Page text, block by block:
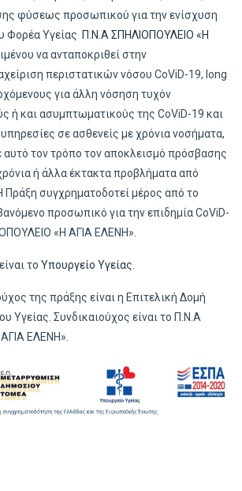
φύσεως προσωπικού για την ενίσχυση
Φορέα Υγείας Π.Ν.Α ΣΠΗΛΙΟΠΟΥΛΕΙΟ «Η
να ανταποκριθεί στην
περιστατικών νόσου CoViD-19, long
για άλλη νόσηση τυχόν
ή και ασυμπτωματικούς της CoViD-19 και
σε ασθενείς με χρόνια νοσήματα,
τον τρόπο τον αποκλεισμό πρόσβασης
ή άλλα έκτακτα προβλήματα από
Πράξη συγχρηματοδοτεί μέρος από το
προσωπικό για την επιδημία CoViD-
«Η ΑΓΙΑ ΕΛΕΝΗ».
το Υπουργείο Υγείας
της πράξης είναι η Επιτελική Δομή
Υγείας. Συνδικαιούχος είναι το Π.Ν.Α
ΕΛΕΝΗ».